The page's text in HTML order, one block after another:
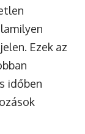
Ezek az
időben